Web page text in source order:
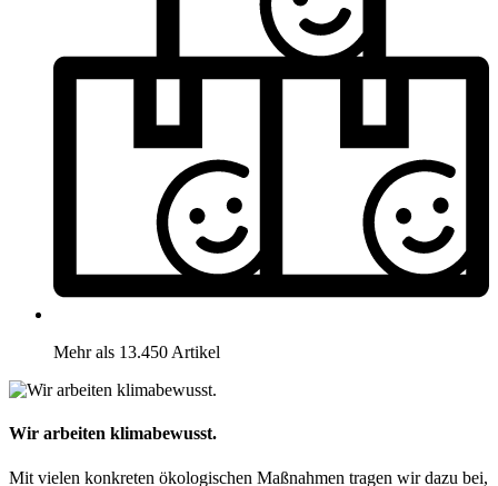
Mehr als 13.450 Artikel
Wir arbeiten klimabewusst.
Mit vielen konkreten ökologischen Maßnahmen tragen wir dazu bei,